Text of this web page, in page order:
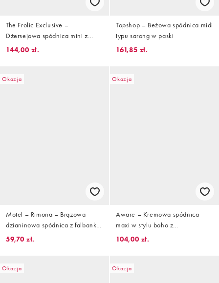
The Frolic Exclusive –
Dżersejowa spódnica mini z
falbanką w żółto-niebieskie
144,00 zł.
Topshop – Beżowa spódnica midi
typu sarong w paski
161,85 zł.
Okazja
Motel – Rimona – Brązowa
dzianinowa spódnica z falbanką
u dołu
59,70 zł.
Okazja
Aware – Kremowa spódnica
maxi w stylu boho z
podwyższonym stanem i
104,00 zł.
Okazja Okazja